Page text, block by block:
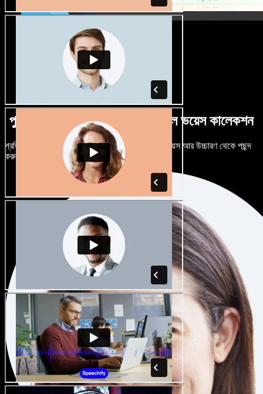
পুরুষ-নারী ভেদে নানান উচ্চারণে বিশাল ভয়েস কালেকশন
প্রতিটি প্রজেক্টকে আলাদা শোনাতে দিন। শত শত AI ভয়েস আর উচ্চারণ থেকে পছন্দ
করুন, নিজের মতো টিউন করুন।